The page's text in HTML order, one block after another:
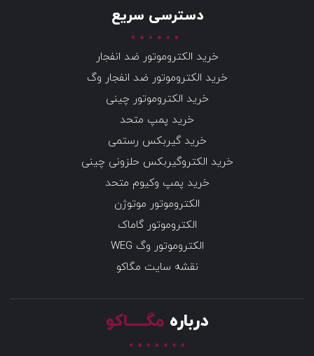
دسترسی سریع
خرید الکتروموتور ضد انفجار
خرید الکتروموتور ضد انفجار وگ
خرید الکتروموتور چینی
خرید پمپ متحد
خرید گیربکس رستمی
خرید الکتروگیربکس حلزونی چینی
خرید پمپ وکیوم متحد
الکتروموتور موتوژن
الکتروموتور گاماک
الکتروموتور وگ WEG
نقشه سایت مگاکو
درباره مگـــــاکو